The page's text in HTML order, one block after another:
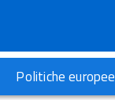
Politiche europee